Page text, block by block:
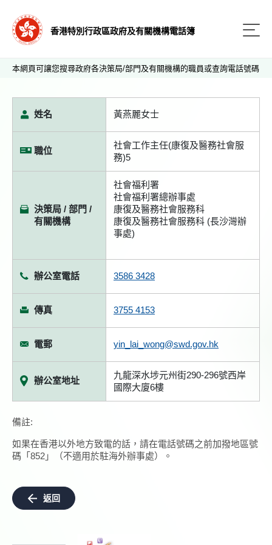
香港特別行政區政府及有關機構電話簿
本網頁可讓您搜尋政府各決策局/部門及有關機構的職員或查詢電話號碼
姓名 黃燕麗女士
職位
社會工作主任(康復及醫務社會服
務)5
決策局 / 部門 /
有關機構
社會福利署
社會福利署總辦事處
康復及醫務社會服務科
康復及醫務社會服務科 (長沙灣辦
事處)
辦公室電話 3586 3428
傳真 3755 4153
電郵 yin_lai_wong@swd.gov.hk
辦公室地址
九龍深水埗元州街290-296號西岸
國際大廈6樓
備註:
如果在香港以外地方致電的話，請在電話號碼之前加撥地區號
碼「852」（不適用於駐海外辦事處）。
返回